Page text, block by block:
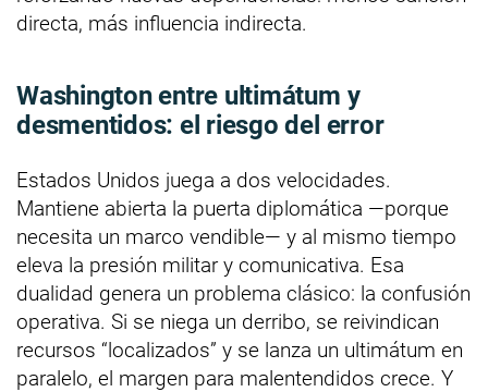
directa, más influencia indirecta.
Washington entre ultimátum y
desmentidos: el riesgo del error
Estados Unidos juega a dos velocidades.
Mantiene abierta la puerta diplomática —porque
necesita un marco vendible— y al mismo tiempo
eleva la presión militar y comunicativa. Esa
dualidad genera un problema clásico: la confusión
operativa. Si se niega un derribo, se reivindican
recursos “localizados” y se lanza un ultimátum en
paralelo, el margen para malentendidos crece. Y